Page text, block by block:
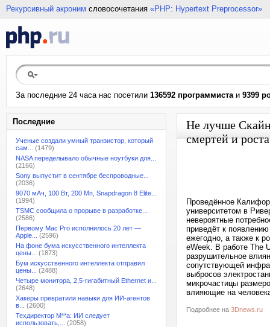
Рекурсивный акроним словосочетания «PHP: Hypertext Preprocessor»
За последние 24 часа нас посетили 136592 программистаи 9399
Последние
Ученые создали умный транзистор, который
сам...
(1479)
NASA переделывало обычные ноутбуки для...
(2166)
Sony выпустит в сентябре беспроводные...
(2036)
9070 мАч, 100 Вт, 200 Мп, Snapdragon 8 Elite...
(1994)
TSMC сообщила о прорыве в разработке...
(2586)
Первому Mac Pro исполнилось 20 лет —
Apple...
(2596)
На фоне бума искусственного интеллекта
цены...
(1873)
Бум искусственного интеллекта отправил
цены...
(2488)
Четыре монитора, 2,5-гигабитный Ethernet и...
(2648)
Хакеры превратили навыки для ИИ-агентов
в...
(2600)
Техдиректор M**a: ИИ следует
использовать,...
(2058)
Не лучше
смертей и
Проведённое
университетом в
невероятные
приведёт к
ежегодно, а также к
eWeek. В работе The
разрушительное
сопутствующей
выбросов
микрочастицы
влияющие на
Подробнее на 3Dnews.ru